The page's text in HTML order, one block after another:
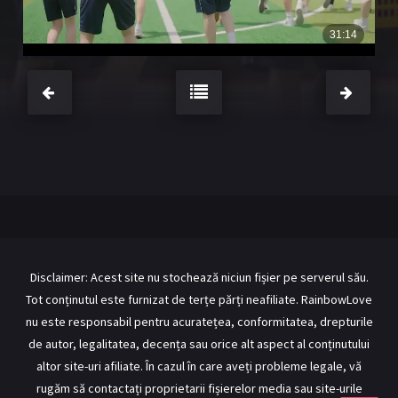
BL Japonia BL Taiwan
Bromance / BL China BL Vietnam
BL Philipine
Contul meu Ieși
Disclaimer: Acest site nu stochează niciun fișier pe serverul său.
Tot conținutul este furnizat de terțe părți neafiliate. RainbowLove
nu este responsabil pentru acuratețea, conformitatea, drepturile
de autor, legalitatea, decența sau orice alt aspect al conținutului
altor site-uri afiliate. În cazul în care aveți probleme legale, vă
rugăm să contactați proprietarii fișierelor media sau site-urile